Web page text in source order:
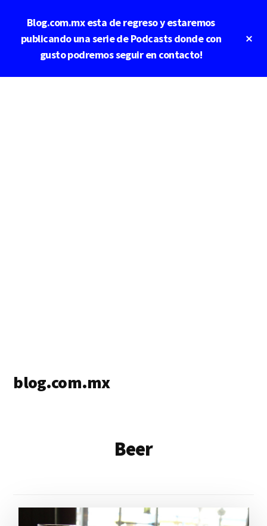
contenido
Blog.com.mx esta de regreso y estaremos
publicando una serie de Podcasts donde con
gusto podremos seguir en contacto!
blog.com.mx
Beer